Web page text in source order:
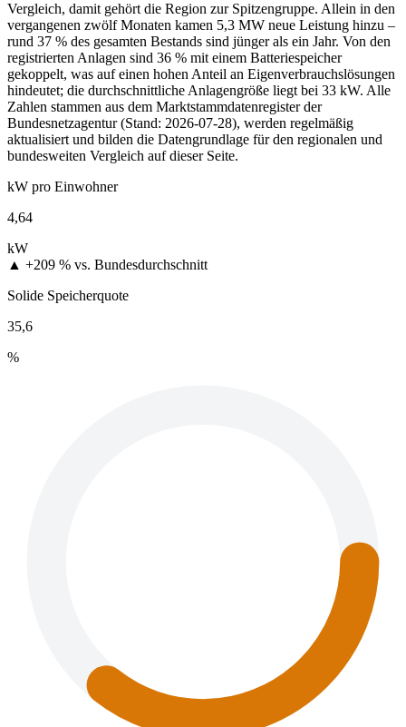
Vergleich, damit gehört die Region zur Spitzengruppe. Allein in den
vergangenen zwölf Monaten kamen 5,3 MW neue Leistung hinzu –
rund 37 % des gesamten Bestands sind jünger als ein Jahr. Von den
registrierten Anlagen sind 36 % mit einem Batteriespeicher
gekoppelt, was auf einen hohen Anteil an Eigenverbrauchslösungen
hindeutet; die durchschnittliche Anlagengröße liegt bei 33 kW. Alle
Zahlen stammen aus dem Marktstammdatenregister der
Bundesnetzagentur (Stand: 2026-07-28), werden regelmäßig
aktualisiert und bilden die Datengrundlage für den regionalen und
bundesweiten Vergleich auf dieser Seite.
kW pro Einwohner
4,64
kW
▲ +209 % vs. Bundesdurchschnitt
Solide Speicherquote
35,6
%